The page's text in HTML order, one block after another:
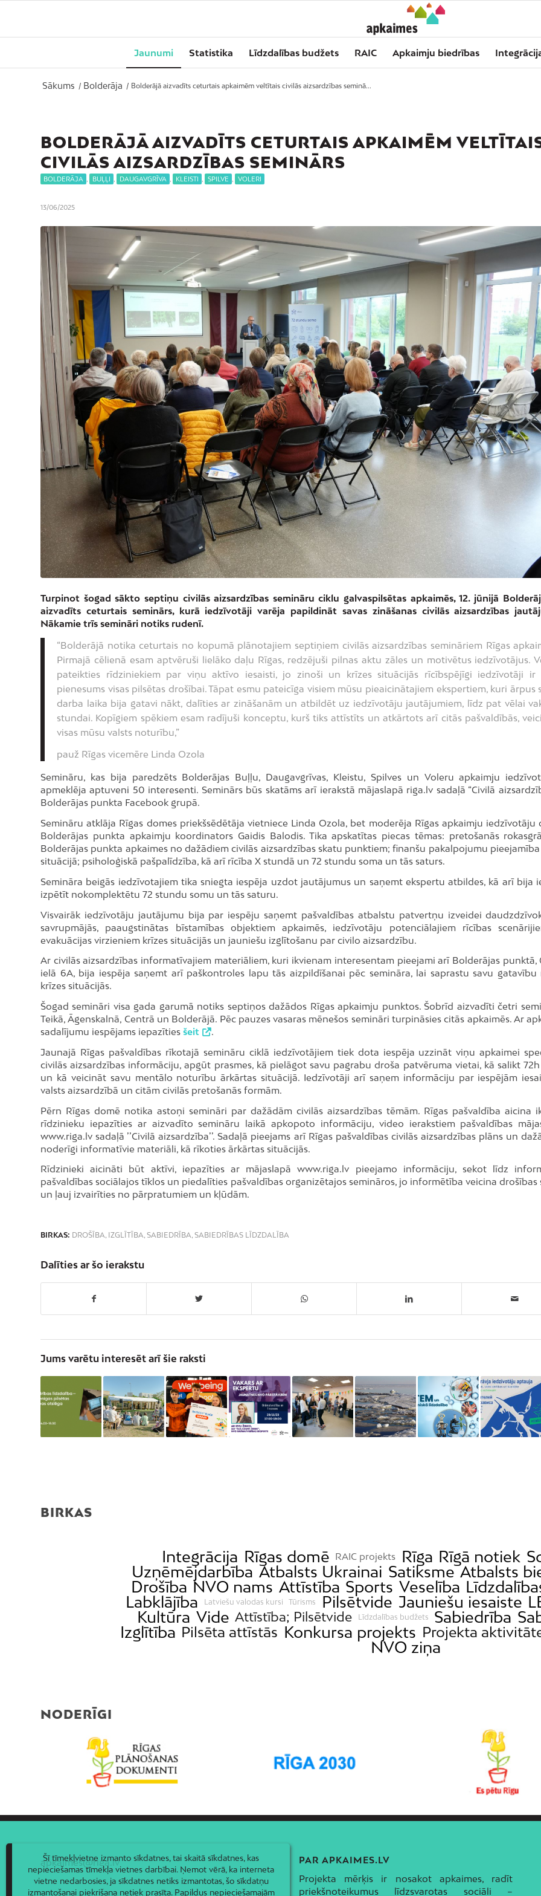
Jaunumi Statistika Līdzdalības budžets RAIC Apkaimju biedrības
Sākums / Bolderāja / Bolderājā aizvadīts ceturtais apkaimēm veltītais civilās aizsardzības seminā...
BOLDERĀJĀ AIZVADĪTS CETURTAIS APKAIMĒM
CIVILĀS AIZSARDZĪBAS SEMINĀRS
BOLDERĀJA BUĻĻI DAUGAVGRĪVA KLEISTI SPILVE VOLERI
13/06/2025
Turpinot šogad sākto septiņu civilās aizsardzības semināru ciklu galvaspilsētas apkaimēs, 12. jūnijā
aizvadīts ceturtais seminārs, kurā iedzīvotāji varēja papildināt savas zināšanas civilās aizsardzības
Nākamie trīs semināri notiks rudenī.
“Bolderājā notika ceturtais no kopumā plānotajiem septiņiem civilās aizsardzības semināriem Rīgas
Pirmajā cēlienā esam aptvēruši lielāko daļu Rīgas, redzējuši pilnas aktu zāles un motivētus iedzīvotājus.
pateikties rīdziniekiem par viņu aktīvo iesaisti, jo zinoši un krīzes situācijās rīcībspējīgi iedzīvotāji ir
pienesums visas pilsētas drošībai. Tāpat esmu pateicīga visiem mūsu pieaicinātajiem ekspertiem, kuri ārpus
darba laika bija gatavi nākt, dalīties ar zināšanām un atbildēt uz iedzīvotāju jautājumiem, līdz pat vēlai
stundai. Kopīgiem spēkiem esam radījuši konceptu, kurš tiks attīstīts un atkārtots arī citās pašvaldībās,
visas mūsu valsts noturību,”
pauž Rīgas vicemēre Linda Ozola
Semināru, kas bija paredzēts Bolderājas Buļļu, Daugavgrīvas, Kleistu, Spilves un Voleru apkaimju
apmeklēja aptuveni 50 interesenti. Seminārs būs skatāms arī ierakstā mājaslapā riga.lv sadaļā “Civilā
Bolderājas punkta Facebook grupā.
Semināru atklāja Rīgas domes priekšsēdētāja vietniece Linda Ozola, bet moderēja Rīgas apkaimju iedzīvotāju
Bolderājas punkta apkaimju koordinators Gaidis Balodis. Tika apskatītas piecas tēmas: pretošanās
Bolderājas punkta apkaimes no dažādiem civilās aizsardzības skatu punktiem; finanšu pakalpojumu pieejamība
situācijā; psiholoģiskā pašpalīdzība, kā arī rīcība X stundā un 72 stundu soma un tās saturs.
Semināra beigās iedzīvotajiem tika sniegta iespēja uzdot jautājumus un saņemt ekspertu atbildes, kā arī bija
izpētīt nokomplektētu 72 stundu somu un tās saturu.
Visvairāk iedzīvotāju jautājumu bija par iespēju saņemt pašvaldības atbalstu patvertņu izveidei
savrupmājās, paaugstinātas bīstamības objektiem apkaimēs, iedzīvotāju potenciālajiem rīcības
evakuācijas virzieniem krīzes situācijās un jauniešu izglītošanu par civilo aizsardzību.
Ar civilās aizsardzības informatīvajiem materiāliem, kuri ikvienam interesentam pieejami arī Bolderājas punktā,
ielā 6A, bija iespēja saņemt arī paškontroles lapu tās aizpildīšanai pēc semināra, lai saprastu savu gatavību
krīzes situācijās.
Šogad semināri visa gada garumā notiks septiņos dažādos Rīgas apkaimju punktos. Šobrīd aizvadīti četri
Teikā, Āgenskalnā, Centrā un Bolderājā. Pēc pauzes vasaras mēnešos semināri turpināsies citās apkaimēs. Ar
sadalījumu iespējams iepazīties šeit
.
Jaunajā Rīgas pašvaldības rīkotajā semināru ciklā iedzīvotājiem tiek dota iespēja uzzināt viņu apkaimei
civilās aizsardzības informāciju, apgūt prasmes, kā pielāgot savu pagrabu droša patvēruma vietai, kā salikt
un kā veicināt savu mentālo noturību ārkārtas situācijā. Iedzīvotāji arī saņem informāciju par iespējām
valsts aizsardzībā un citām civilās pretošanās formām.
Pērn Rīgas domē notika astoņi semināri par dažādām civilās aizsardzības tēmām. Rīgas pašvaldība aicina
rīdzinieku iepazīties ar aizvadīto semināru laikā apkopoto informāciju, video ierakstiem pašvaldības
www.riga.lv sadaļā ’’Civilā aizsardzība’’. Sadaļā pieejams arī Rīgas pašvaldības civilās aizsardzības plāns un
noderīgi informatīvie materiāli, kā rīkoties ārkārtas situācijās.
Rīdzinieki aicināti būt aktīvi, iepazīties ar mājaslapā www.riga.lv pieejamo informāciju, sekot līdz
pašvaldības sociālajos tīklos un piedalīties pašvaldības organizētajos semināros, jo informētība veicina drošības
un ļauj izvairīties no pārpratumiem un kļūdām.
BIRKAS: DROŠĪBA, IZGLĪTĪBA, SABIEDRĪBA, SABIEDRĪBAS LĪDZDALĪBA
Dalīties ar šo ierakstu
Jums varētu interesēt arī šie raksti
BIRKAS
Integrācija Rīgas domē RAIC projekts Rīga Rīgā notiek
Uzņēmējdarbība Atbalsts Ukrainai Satiksme Atbalsts
Drošība NVO nams Attīstība Sports Veselība
Labklājība
Latviešu valodas kursi Tūrisms Pilsētvide Jauniešu iesaiste
Kultūra Vide Attīstība; Pilsētvide Līdzdalības budžets Sabiedrība
Izglītība Pilsēta attīstās Konkursa projekts Projekta
NVO ziņa
NODERĪGI
apkaimes@riga.lv PAR APKAIMES.LV
Projekta mērķis ir nosakot apkaimes, radīt
priekšnoteikumus līdzsvarotas sociāli –
Šī tīmekļvietne izmanto sīkdatnes, tai skaitā sīkdatnes, kas
nepieciešamas tīmekļa vietnes darbībai. Ņemot vērā, ka interneta
vietne nedarbosies, ja sīkdatnes netiks izmantotas, šo sīkdatņu
izmantošanai piekrišana netiek prasīta. Papildus nepieciešamajām